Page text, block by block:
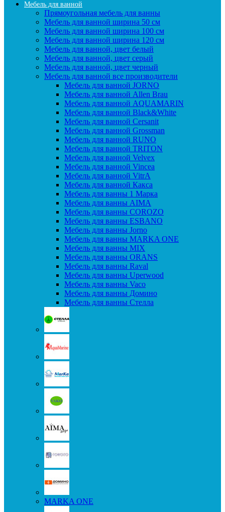
Мебель для ванной
Прямоугольная мебель для ванны
Мебель для ванной ширина 50 см
Мебель для ванной ширина 100 см
Мебель для ванной ширина 120 см
Мебель для ванной, цвет белый
Мебель для ванной, цвет серый
Мебель для ванной, цвет черный
Мебель для ванной все производители
Мебель для ванной JORNO
Мебель для ванной Allen Brau
Мебель для ванной AQUAMARIN
Мебель для ванной Black&White
Мебель для ванной Cersanit
Мебель для ванной Grossman
Мебель для ванной RUNO
Мебель для ванной TRITON
Мебель для ванной Velvex
Мебель для ванной Vincea
Мебель для ванной VitrA
Мебель для ванной Какса
Мебель для ванны 1 Марка
Мебель для ванны AIMA
Мебель для ванны COROZO
Мебель для ванны ESBANO
Мебель для ванны Jorno
Мебель для ванны MARKA ONE
Мебель для ванны MIX
Мебель для ванны ORANS
Мебель для ванны Raval
Мебель для ванны Uperwood
Мебель для ванны Vaco
Мебель для ванны Домино
Мебель для ванны Стелла
MARKA ONE